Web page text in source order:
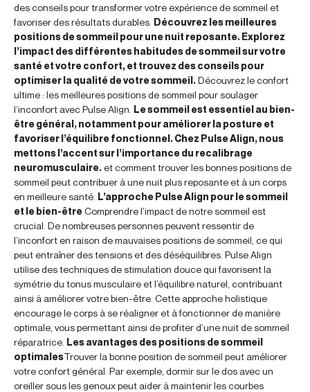
des conseils pour transformer votre expérience de sommeil et
favoriser des résultats durables. Découvrez les meilleures
positions de sommeil pour une nuit reposante. Explorez
l’impact des différentes habitudes de sommeil sur votre
santé et votre confort, et trouvez des conseils pour
optimiser la qualité de votre sommeil.Découvrez le confort
ultime : les meilleures positions de sommeil pour soulager
l’inconfort avec Pulse Align. Le sommeil est essentiel au bien-
être général, notamment pour améliorer la posture et
favoriser l’équilibre fonctionnel. Chez Pulse Align, nous
mettons l’accent sur l’importance du recalibrage
neuromusculaire.et comment trouver les bonnes positions de
sommeil peut contribuer à une nuit plus reposante et à un corps
en meilleure santé. L’approche Pulse Align pour le sommeil
et le bien-êtreComprendre l’impact de notre sommeil est
crucial. De nombreuses personnes peuvent ressentir de
l’inconfort en raison de mauvaises positions de sommeil, ce qui
peut entraîner des tensions et des déséquilibres. Pulse Align
utilise des techniques de stimulation douce qui favorisent la
symétrie du tonus musculaire et l’équilibre naturel, contribuant
ainsi à améliorer votre bien-être. Cette approche holistique
encourage le corps à se réaligner et à fonctionner de manière
optimale, vous permettant ainsi de profiter d’une nuit de sommeil
réparatrice. Les avantages des positions de sommeil
optimalesTrouver la bonne position de sommeil peut améliorer
votre confort général. Par exemple, dormir sur le dos avec un
oreiller sous les genoux peut aider à maintenir les courbes